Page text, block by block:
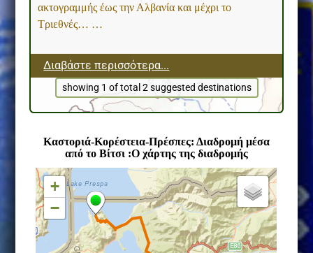
ακτογραμμής έως την Αλβανία και μέχρι το
Τριεθνές… …
Διαβάστε περισσότερα...
showing 1 of total 2 suggested destinations
Καστοριά-Κορέστεια-Πρέσπες: Διαδρομή μέσα
από το Βίτσι :Ο χάρτης της διαδρομής